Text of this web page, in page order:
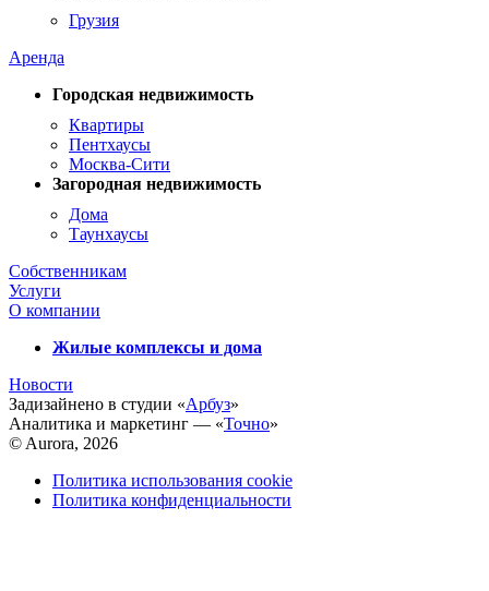
Грузия
Аренда
Городская недвижимость
Квартиры
Пентхаусы
Москва-Сити
Загородная недвижимость
Дома
Таунхаусы
Собственникам
Услуги
О компании
Жилые комплексы и дома
Новости
Задизайнено в студии «Арбуз»
Аналитика и маркетинг — «Точно»
© Aurora, 2026
Политика использования cookie
Политика конфиденциальности